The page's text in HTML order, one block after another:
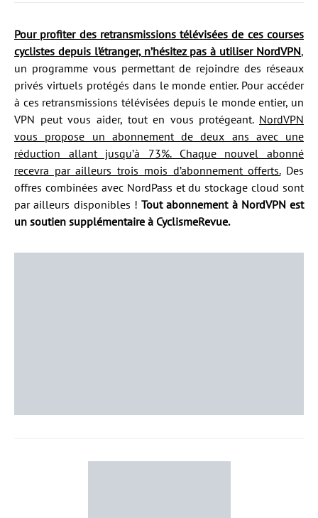
Pour profiter des retransmissions télévisées de ces courses
cyclistes depuis l’étranger, n’hésitez pas à utiliser NordVPN,
un programme vous permettant de rejoindre des réseaux
privés virtuels protégés dans le monde entier. Pour accéder
à ces retransmissions télévisées depuis le monde entier, un
VPN peut vous aider, tout en vous protégeant. NordVPN
vous propose un abonnement de deux ans avec une
réduction allant jusqu’à 73%. Chaque nouvel abonné
recevra par ailleurs trois mois d’abonnement offerts.Des
offres combinées avec NordPass et du stockage cloud sont
par ailleurs disponibles ! Tout abonnement à NordVPN est
un soutien supplémentaire à CyclismeRevue.